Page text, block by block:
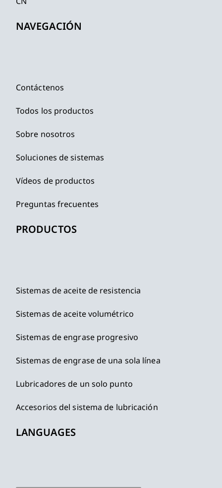
NAVEGACIÓN
Contáctenos
Todos los productos
Sobre nosotros
Soluciones de sistemas
Vídeos de productos
Preguntas frecuentes
PRODUCTOS
Sistemas de aceite de resistencia
Sistemas de aceite volumétrico
Sistemas de engrase progresivo
Sistemas de engrase de una sola línea
Lubricadores de un solo punto
Accesorios del sistema de lubricación
LANGUAGES